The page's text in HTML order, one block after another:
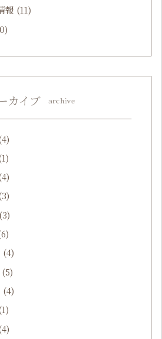
報 (11)
カイブ archive
(3)
(4)
(5)
(4)